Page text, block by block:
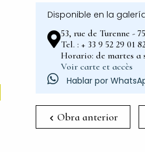
Disponible en la
53, rue de Turenne -
Tel. : + 33 9 52 29 01
Horario: de martes a
Voir carte et accès
Hablar por
Obra anterior